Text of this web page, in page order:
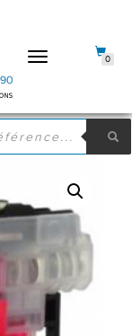
DÉPLIER
0